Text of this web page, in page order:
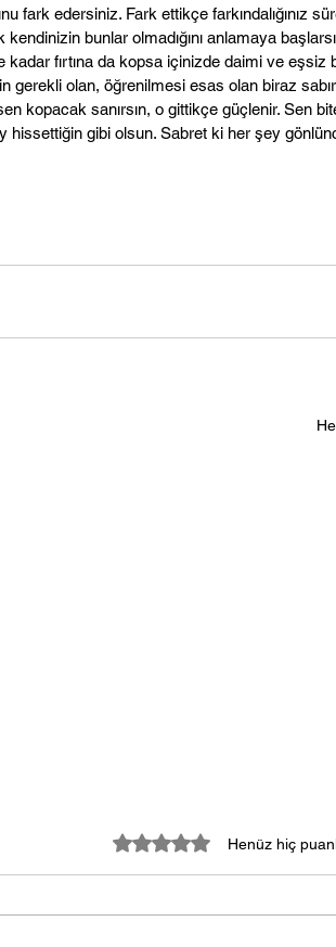
fark edersiniz. Fark ettikçe farkındalığınız
bunlar olmadığını anlamaya
kadar fırtına da kopsa içinizde daimi ve eşsiz
gerekli olan, öğrenilmesi esas olan biraz
kopacak sanırsın, o gittikçe güçlenir. Sen
hissettiğin gibi olsun. Sabret ki her şey
5 üzerinden 0 yıldızHenüz hiç